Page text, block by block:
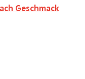
Geschmack